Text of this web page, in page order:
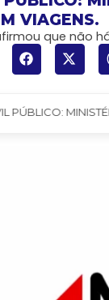
VIAGENS.
que não